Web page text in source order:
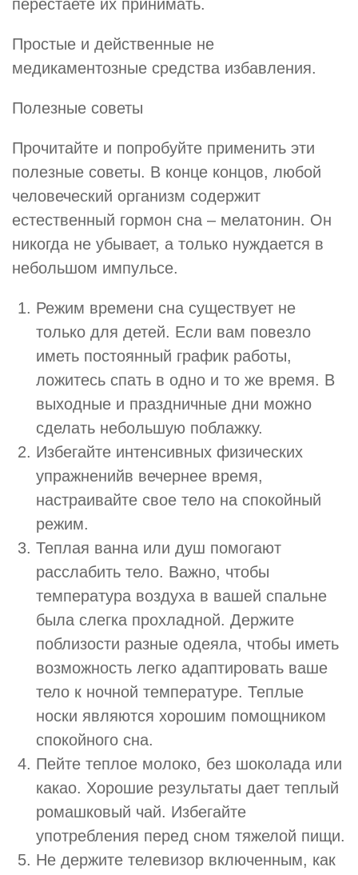
перестаете их принимать.
Простые и действенные не
медикаментозные средства избавления.
Полезные советы
Прочитайте и попробуйте применить эти
полезные советы. В конце концов, любой
человеческий организм содержит
естественный гормон сна – мелатонин. Он
никогда не убывает, а только нуждается в
небольшом импульсе.
Режим времени сна существует не
только для детей. Если вам повезло
иметь постоянный график работы,
ложитесь спать в одно и то же время. В
выходные и праздничные дни можно
сделать небольшую поблажку.
Избегайте интенсивных физических
упражненийв вечернее время,
настраивайте свое тело на спокойный
режим.
Теплая ванна или душ помогают
расслабить тело. Важно, чтобы
температура воздуха в вашей спальне
была слегка прохладной. Держите
поблизости разные одеяла, чтобы иметь
возможность легко адаптировать ваше
тело к ночной температуре. Теплые
носки являются хорошим помощником
спокойного сна.
Пейте теплое молоко, без шоколада или
какао. Хорошие результаты дает теплый
ромашковый чай. Избегайте
употребления перед сном тяжелой пищи.
Не держите телевизор включенным, как